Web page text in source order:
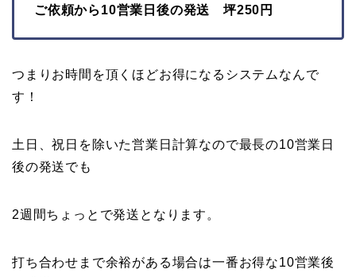
ご依頼から10営業日後の発送 坪250円
つまりお時間を頂くほどお得になるシステムなんで
す！
土日、祝日を除いた営業日計算なので最長の10営業日
後の発送でも
2週間ちょっとで発送となります。
打ち合わせまで余裕がある場合は一番お得な10営業後